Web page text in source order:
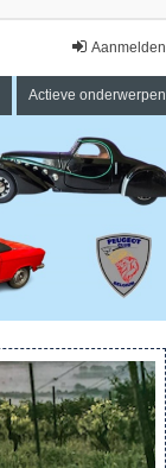
Aanmelden
Actieve onderwerpen